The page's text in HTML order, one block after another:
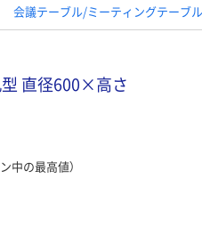
会議テーブル/ミーティングテーブル
直径600×高さ
中の最高値）